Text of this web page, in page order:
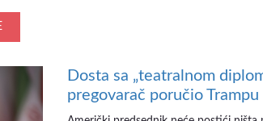
Dosta sa „teatralnom
pregovarač poručio Trampu